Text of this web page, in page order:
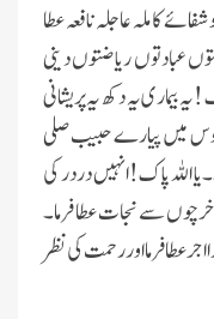
کاملہ عاجلہ نافعہ عطا
عبادتوں ریاضتوں دینی
بیمار ی یہ دکھ یہ پریشانی
میں پیارے حبیب صلی
اللہ پاک! انہیں در در کی
سے نجات عطا فرما۔
اجر عطا فرمااور رحمت کی نظر